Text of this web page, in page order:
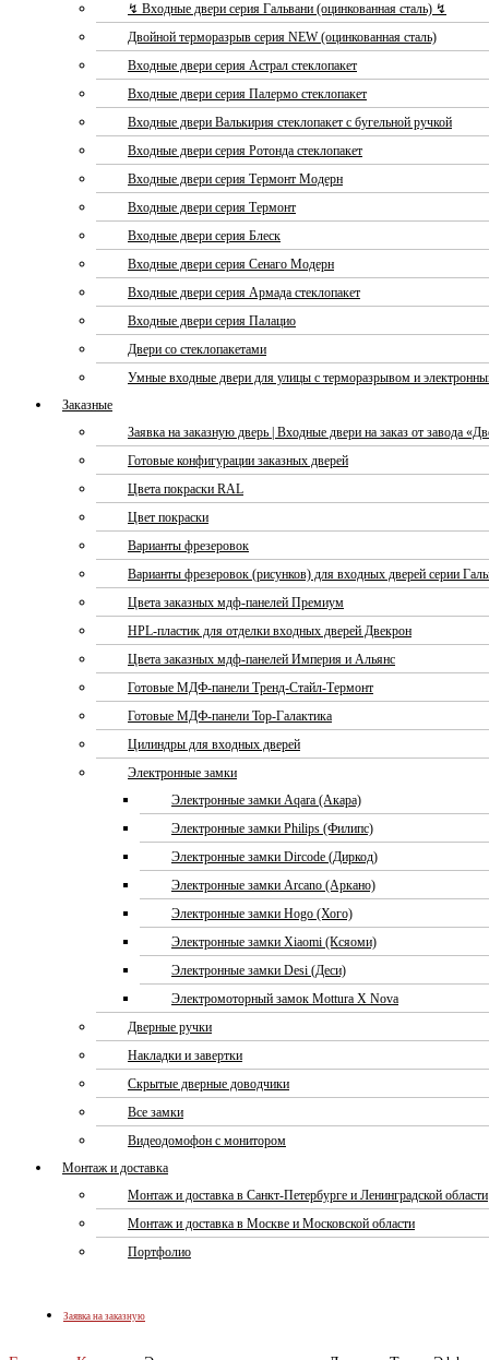
↯ Входные двери серия Гальвани (оцинкованная сталь) ↯
Двойной терморазрыв серия NEW (оцинкованная сталь)
Входные двери серия Астрал стеклопакет
Входные двери серия Палермо стеклопакет
Входные двери Валькирия стеклопакет с бугельной ручкой
Входные двери серия Ротонда стеклопакет
Входные двери серия Термонт Модерн
Входные двери серия Термонт
Входные двери серия Блеск
Входные двери серия Сенаго Модерн
Входные двери серия Армада стеклопакет
Входные двери серия Палацио
Двери со стеклопакетами
Умные входные двери для улицы с терморазрывом и
Заказные
Заявка на заказную дверь | Входные двери на заказ от завода
Готовые конфигурации заказных дверей
Цвета покраски RAL
Цвет покраски
Варианты фрезеровок
Варианты фрезеровок (рисунков) для входных дверей серии
Цвета заказных мдф-панелей Премиум
HPL-пластик для отделки входных дверей Двекрон
Цвета заказных мдф-панелей Империя и Альянс
Готовые МДФ-панели Тренд-Стайл-Термонт
Готовые МДФ-панели Тор-Галактика
Цилиндры для входных дверей
Электронные замки
Электронные замки Aqara (Акара)
Электронные замки Philips (Филипс)
Электронные замки Dircode (Диркод)
Электронные замки Arcano (Аркано)
Электронные замки Hogo (Хого)
Электронные замки Xiaomi (Ксяоми)
Электронные замки Desi (Деси)
Электромоторный замок Mottura X Nova
Дверные ручки
Накладки и завертки
Скрытые дверные доводчики
Все замки
Видеодомофон с монитором
Монтаж и доставка
Монтаж и доставка в Санкт-Петербурге и Ленинградской области
Монтаж и доставка в Москве и Московской области
Портфолио
Заявка на заказную